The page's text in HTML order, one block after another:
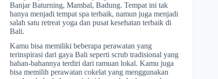
Banjar Baturning, Mambal, Badung. Tempat ini tak
hanya menjadi tempat spa terbaik, namun juga menjadi
salah satu retreat yoga dan pusat kesehatan terbaik di
Bali.
Kamu bisa memiliki beberapa perawatan yang
terinspirasi dari gaya Bali seperti scrub tradisional yang
bahan-bahannya terdiri dari ramuan lokal. Kamu juga
bisa memilih perawatan cokelat yang menggunakan